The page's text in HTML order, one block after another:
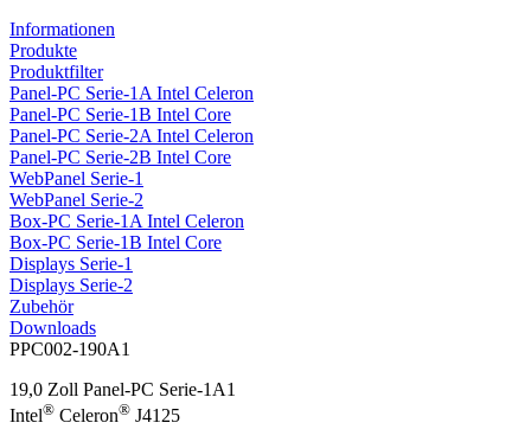
Informationen
Produkte
Produktfilter
Panel-PC Serie-1A Intel Celeron
Panel-PC Serie-1B Intel Core
Panel-PC Serie-2A Intel Celeron
Panel-PC Serie-2B Intel Core
WebPanel Serie-1
WebPanel Serie-2
Box-PC Serie-1A Intel Celeron
Box-PC Serie-1B Intel Core
Displays Serie-1
Displays Serie-2
Zubehör
Downloads
PPC002-190A1
19,0 Zoll Panel-PC Serie-1A1
Intel® Celeron® J4125